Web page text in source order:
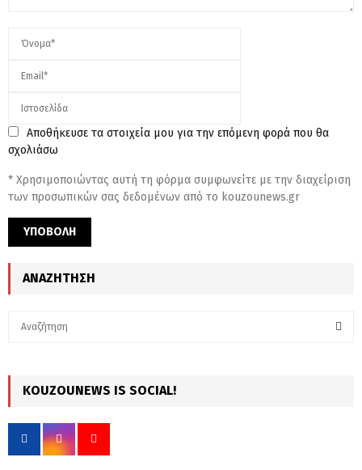
Αποθήκευσε τα στοιχεία μου για την επόμενη φορά που θα
σχολιάσω
* Χρησιμοποιώντας αυτή τη φόρμα συμφωνείτε με την διαχείριση
των προσωπικών σας δεδομένων από το kouzounews.gr
ΑΝΑΖΉΤΗΣΗ
h
f
r
KOUZOUNEWS IS SOCIAL!